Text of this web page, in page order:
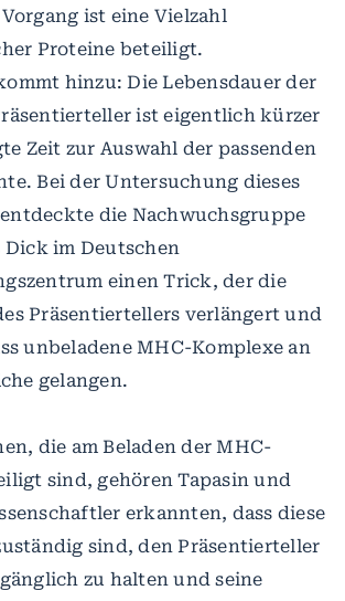
ist eine Vielzahl
Proteine beteiligt.
hinzu: Die Lebensdauer der
ist eigentlich kürzer
Zeit zur Auswahl der passenden
Bei der Untersuchung dieses
die Nachwuchsgruppe
Dick im Deutschen
einen Trick, der die
Präsentiertellers verlängert und
unbeladene MHC-Komplexe an
gelangen.
die am Beladen der MHC-
sind, gehören Tapasin und
erkannten, dass diese
sind, den Präsentierteller
zu halten und seine